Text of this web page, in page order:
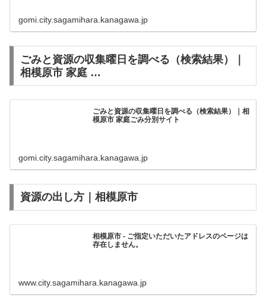
gomi.city.sagamihara.kanagawa.jp
ごみと資源の収集曜日を調べる（検索結果）｜
相模原市 家庭 …
ごみと資源の収集曜日を調べる（検索結果）｜相
模原市 家庭ごみ分別サイト
gomi.city.sagamihara.kanagawa.jp
資源の出し方｜相模原市
相模原市 - ご指定いただいたアドレスのページは
存在しません。
www.city.sagamihara.kanagawa.jp